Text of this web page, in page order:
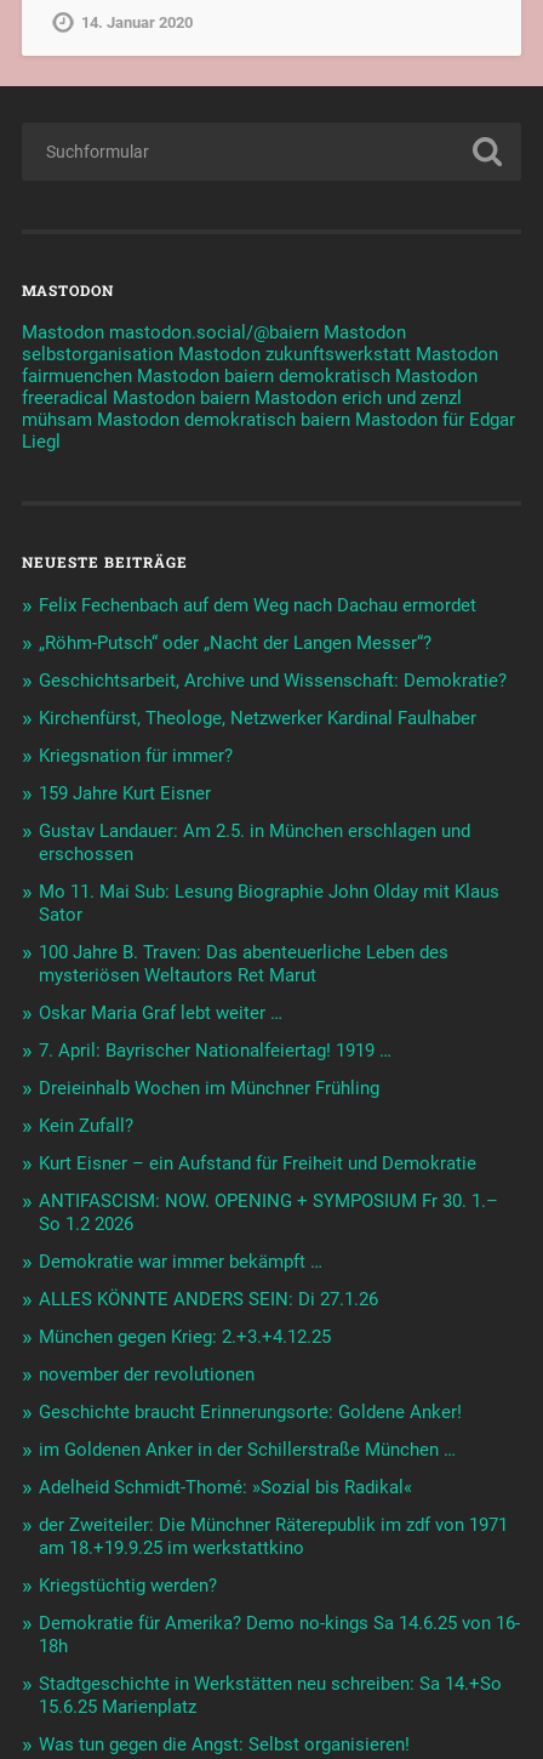
14. Januar 2020
MASTODON
Mastodon mastodon.social/@baiern Mastodon
selbstorganisation Mastodon zukunftswerkstatt Mastodon
fairmuenchen Mastodon baiern demokratisch Mastodon
freeradical Mastodon baiern Mastodon erich und zenzl
mühsam Mastodon demokratisch baiern Mastodon für Edgar
Liegl
NEUESTE BEITRÄGE
Felix Fechenbach auf dem Weg nach Dachau ermordet
„Röhm-Putsch“ oder „Nacht der Langen Messer“?
Geschichtsarbeit, Archive und Wissenschaft: Demokratie?
Kirchenfürst, Theologe, Netzwerker Kardinal Faulhaber
Kriegsnation für immer?
159 Jahre Kurt Eisner
Gustav Landauer: Am 2.5. in München erschlagen und
erschossen
Mo 11. Mai Sub: Lesung Biographie John Olday mit Klaus
Sator
100 Jahre B. Traven: Das abenteuerliche Leben des
mysteriösen Weltautors Ret Marut
Oskar Maria Graf lebt weiter …
7. April: Bayrischer Nationalfeiertag! 1919 …
Dreieinhalb Wochen im Münchner Frühling
Kein Zufall?
Kurt Eisner – ein Aufstand für Freiheit und Demokratie
ANTIFASCISM: NOW. OPENING + SYMPOSIUM Fr 30. 1.–
So 1.2 2026
Demokratie war immer bekämpft …
ALLES KÖNNTE ANDERS SEIN: Di 27.1.26
München gegen Krieg: 2.+3.+4.12.25
november der revolutionen
Geschichte braucht Erinnerungsorte: Goldene Anker!
im Goldenen Anker in der Schillerstraße München …
Adelheid Schmidt-Thomé: »Sozial bis Radikal«
der Zweiteiler: Die Münchner Räterepublik im zdf von 1971
am 18.+19.9.25 im werkstattkino
Kriegstüchtig werden?
Demokratie für Amerika? Demo no-kings Sa 14.6.25 von 16-
18h
Stadtgeschichte in Werkstätten neu schreiben: Sa 14.+So
15.6.25 Marienplatz
Was tun gegen die Angst: Selbst organisieren!